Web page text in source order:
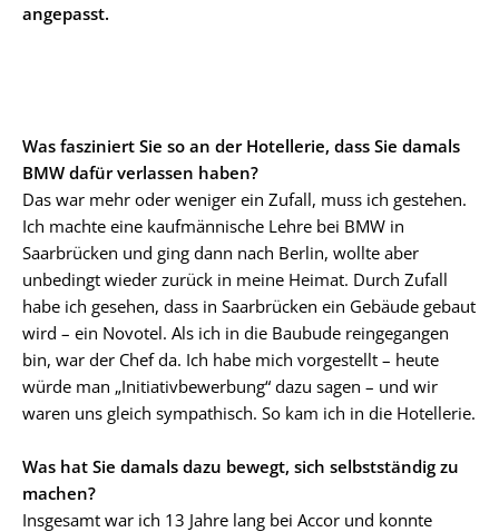
angepasst.
Was fasziniert Sie so an der Hotellerie, dass Sie damals
BMW dafür verlassen haben?
Das war mehr oder weniger ein Zufall, muss ich gestehen.
Ich machte eine kaufmännische Lehre bei BMW in
Saarbrücken und ging dann nach Berlin, wollte aber
unbedingt wieder zurück in meine Heimat. Durch Zufall
habe ich gesehen, dass in Saarbrücken ein Gebäude gebaut
wird – ein Novotel. Als ich in die Baubude reingegangen
bin, war der Chef da. Ich habe mich vorgestellt – heute
würde man „Initiativbewerbung“ dazu sagen – und wir
waren uns gleich sympathisch. So kam ich in die Hotellerie.
Was hat Sie damals dazu bewegt, sich selbstständig zu
machen?
Insgesamt war ich 13 Jahre lang bei Accor und konnte